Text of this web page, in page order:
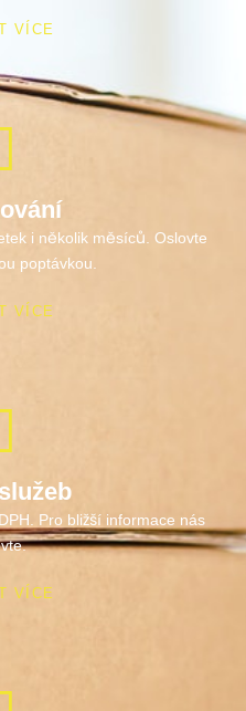
VÍCE
i několik měsíců. Oslovte
poptávkou.
VÍCE
Pro bližší informace nás
VÍCE